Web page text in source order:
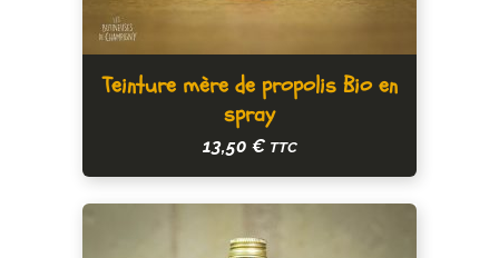
Teinture mère de propolis Bio en
spray
13,50 € TTC